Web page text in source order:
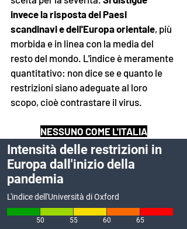
invece la risposta dei Paesi
scandinavi e dell'Europa orientale, più
morbida e in linea con la media del
resto del mondo. L'indice è meramente
quantitativo: non dice se e quanto le
restrizioni siano adeguate al loro
scopo, cioè contrastare il virus.
NESSUNO COME L'ITALIA